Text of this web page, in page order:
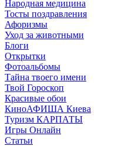
Народная медицина
Тосты поздравления
Афоризмы
Уход за животными
Блоги
Открытки
Фотоальбомы
Тайна твоего имени
Твой Гороскоп
Красивые обои
КиноАФИША Киева
Туризм КАРПАТЫ
Игры Онлайн
Статьи